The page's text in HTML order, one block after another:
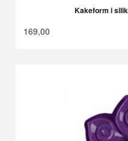
Kakeform i
169,00